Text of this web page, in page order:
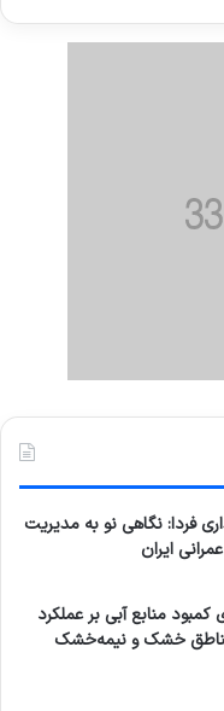
فردا: نگاهی نو به مدیریت
ایران
منابع آبی بر عملکرد
مناطق خشک و نیمه‌خشک